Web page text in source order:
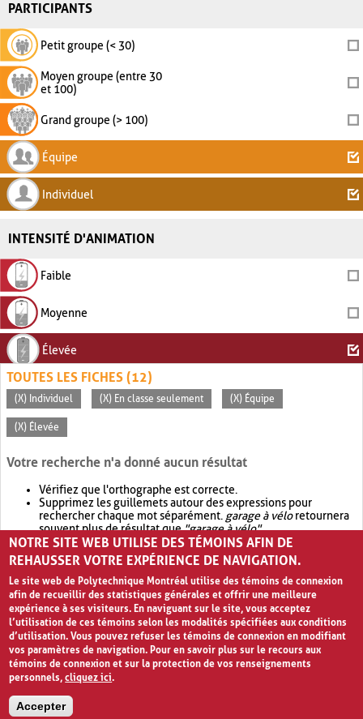
PARTICIPANTS
Petit groupe (< 30)
Moyen groupe (entre 30
et 100)
Grand groupe (> 100)
Équipe
Individuel
INTENSITÉ D'ANIMATION
Faible
Moyenne
Élevée
TOUTES LES FICHES (12)
(X) Individuel (X) En classe seulement (X) Équipe
(X) Élevée
Votre recherche n'a donné aucun résultat
Vérifiez que l'orthographe est correcte.
Supprimez les guillemets autour des expressions pour
rechercher chaque mot séparément. garage à véloretournera
souvent plus de résultat que"garage à vélo".
Envisagez d'élargir votre recherche avec OR.garage OR vélo
retournera souvent plus de résultat quegarage à vélo
NOTRE SITE WEB UTILISE DES TÉMOINS AFIN DE
REHAUSSER VOTRE EXPÉRIENCE DE NAVIGATION.
Le site web de Polytechnique Montréal utilise des témoins de connexion
afin de recueillir des statistiques générales et offrir une meilleure
expérience à ses visiteurs. En naviguant sur le site, vous acceptez
l’utilisation de ces témoins selon les modalités spécifiées aux conditions
d’utilisation. Vous pouvez refuser les témoins de connexion en modifiant
vos paramètres de navigation. Pour en savoir plus sur le recours aux
témoins de connexion et sur la protection de vos renseignements
personnels,cliquez ici.
Accepter